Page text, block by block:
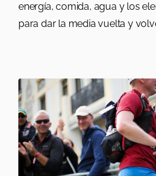
energía, comida, agua y los
para dar la media vuelta y